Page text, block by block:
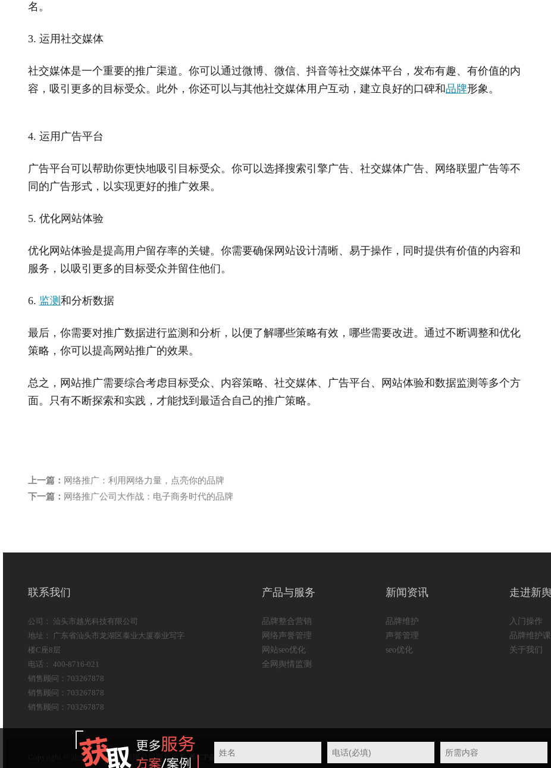
名。
3. 运用社交媒体
社交媒体是一个重要的推广渠道。你可以通过微博、微信、抖音等社交媒体平台，发布有趣、有价值的内
容，吸引更多的目标受众。此外，你还可以与其他社交媒体用户互动，建立良好的口碑和品牌形象。
4. 运用广告平台
广告平台可以帮助你更快地吸引目标受众。你可以选择搜索引擎广告、社交媒体广告、网络联盟广告等不
同的广告形式，以实现更好的推广效果。
5. 优化网站体验
优化网站体验是提高用户留存率的关键。你需要确保网站设计清晰、易于操作，同时提供有价值的内容和
服务，以吸引更多的目标受众并留住他们。
6. 监测 和分析数据
最后，你需要对推广数据进行监测和分析，以便了解哪些策略有效，哪些需要改进。通过不断调整和优化
策略，你可以提高网站推广的效果。
总之，网站推广需要综合考虑目标受众、内容策略、社交媒体、广告平台、网站体验和数据监测等多个方
面。只有不断探索和实践，才能找到最适合自己的推广策略。
上一篇： 网络推广：利用网络力量，点亮你的品牌
下一篇： 网络推广公司大作战：电子商务时代的品牌
联系我们
公司： 汕头市越光科技有限公司
地址： 广东省汕头市龙湖区泰业大厦泰业写字
楼C座8层
电话： 400-8716-021
销售顾问：703267878
销售顾问：703267878
销售顾问：703267878
产品与服务
品牌整合营销
网络声誉管理
网站seo优化
全网舆情监测
新闻资讯
品牌维护
声誉管理
seo优化
走进新
入门操作
品牌维护
关于我们
Copyright © 汕头市越光科技有限公司版权所有粤ICP备15093350号-6